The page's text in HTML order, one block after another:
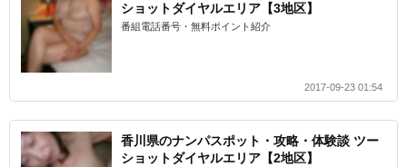
ショットダイヤルエリア【3地区】
番組電話番号・無料ポイント紹介
2017-09-23 01:54
香川県のナンパスポット・攻略・体験談 ツー
ショットダイヤルエリア【2地区】